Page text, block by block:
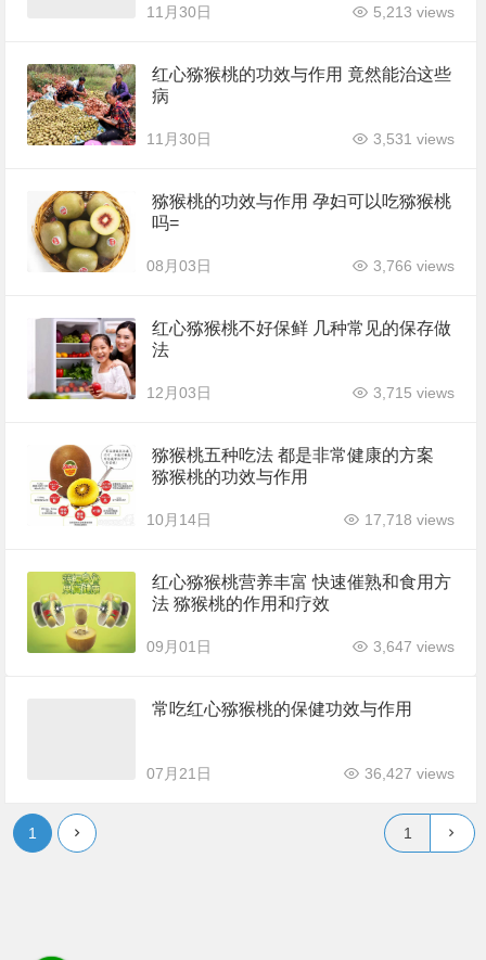
11月30日 5,213 views
红心猕猴桃的功效与作用 竟然能治这些
病
11月30日 3,531 views
猕猴桃的功效与作用 孕妇可以吃猕猴桃
吗=
08月03日 3,766 views
红心猕猴桃不好保鲜 几种常见的保存做
法
12月03日 3,715 views
猕猴桃五种吃法 都是非常健康的方案
猕猴桃的功效与作用
10月14日 17,718 views
红心猕猴桃营养丰富 快速催熟和食用方
法 猕猴桃的作用和疗效
09月01日 3,647 views
常吃红心猕猴桃的保健功效与作用
07月21日 36,427 views
1